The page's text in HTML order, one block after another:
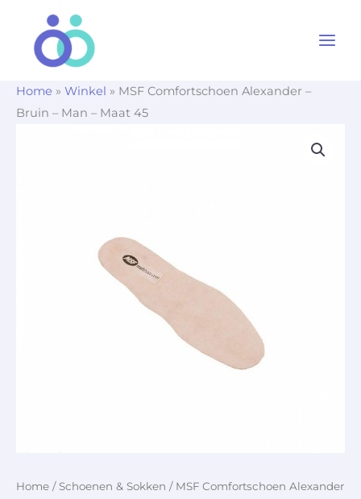
Home » Winkel » MSF Comfortschoen Alexander –
Bruin – Man – Maat 45
Home / Schoenen & Sokken / MSF Comfortschoen Alexander